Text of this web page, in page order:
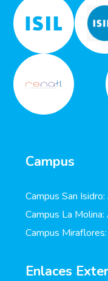
Campus
Campus San
Campus La
Campus
Enlaces